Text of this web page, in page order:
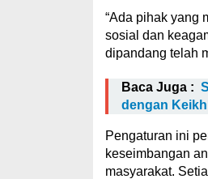
“Ada pihak yang
sosial dan
dipandang telah
Baca Juga :
dengan
Pengaturan ini
keseimbangan
masyarakat.